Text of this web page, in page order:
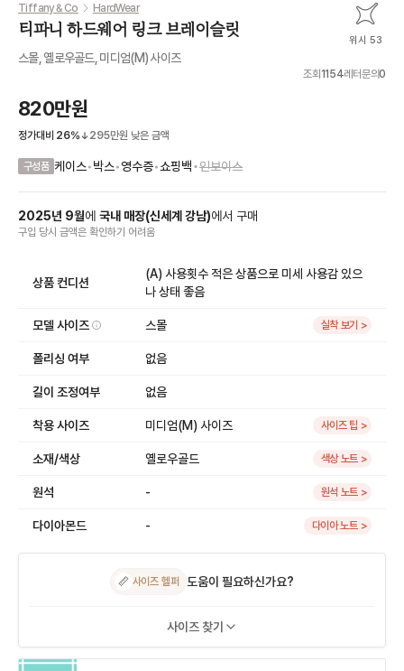
Tiffany & Co HardWear
티파니 하드웨어 링크 브레이슬릿 위시 53
스몰, 옐로우골드, 미디엄(M) 사이즈
조회 1154레터문의0
820만원
정가대비 26% 295만원 낮은 금액
구성품 케이스•박스•영수증•쇼핑백•인보이스
2025년 9월에 국내 매장(신세계 강남)에서 구매
구입 당시 금액은 확인하기 어려움
상품 컨디션
(A) 사용횟수 적은 상품으로 미세 사용감 있으
나 상태 좋음
모델 사이즈 스몰 실착 보기 >
폴리싱 여부 없음
길이 조정여부 없음
착용 사이즈 미디엄(M) 사이즈 사이즈 팁 >
소재/색상 옐로우골드 색상 노트 >
원석 - 원석 노트 >
다이아몬드 - 다이아 노트 >
📏 사이즈 헬퍼 도움이 필요하신가요?
사이즈 찾기